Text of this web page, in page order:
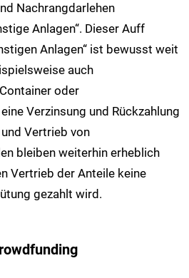
Nachrangdarlehen
Anlagen“. Dieser Auff
Anlagen“ ist bewusst weit
auch
oder
Verzinsung und Rückzahlung
Vertrieb von
bleiben weiterhin erheblich
Vertrieb der Anteile keine
gezahlt wird.